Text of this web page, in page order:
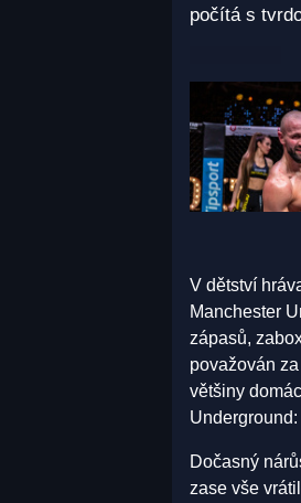
počítá s
V dětství
Manchester
zápasů,
považován
většiny
Dočasný
zase vše